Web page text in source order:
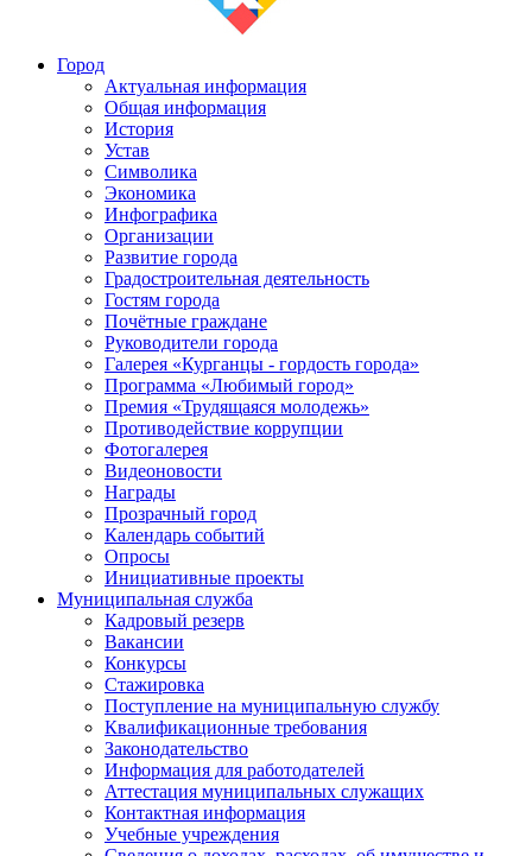
Город
Актуальная информация
Общая информация
История
Устав
Символика
Экономика
Инфографика
Организации
Развитие города
Градостроительная деятельность
Гостям города
Почётные граждане
Руководители города
Галерея «Курганцы - гордость города»
Программа «Любимый город»
Премия «Трудящаяся молодежь»
Противодействие коррупции
Фотогалерея
Видеоновости
Награды
Прозрачный город
Календарь событий
Опросы
Инициативные проекты
Муниципальная служба
Кадровый резерв
Вакансии
Конкурсы
Стажировка
Поступление на муниципальную службу
Квалификационные требования
Законодательство
Информация для работодателей
Аттестация муниципальных служащих
Контактная информация
Учебные учреждения